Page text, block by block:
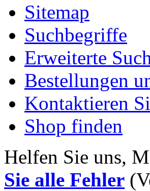
Sitemap
Suchbegriffe
Erweiterte
Bestellungen
Kontaktieren
Shop finden
Helfen Sie uns,
Sie alle Fehler